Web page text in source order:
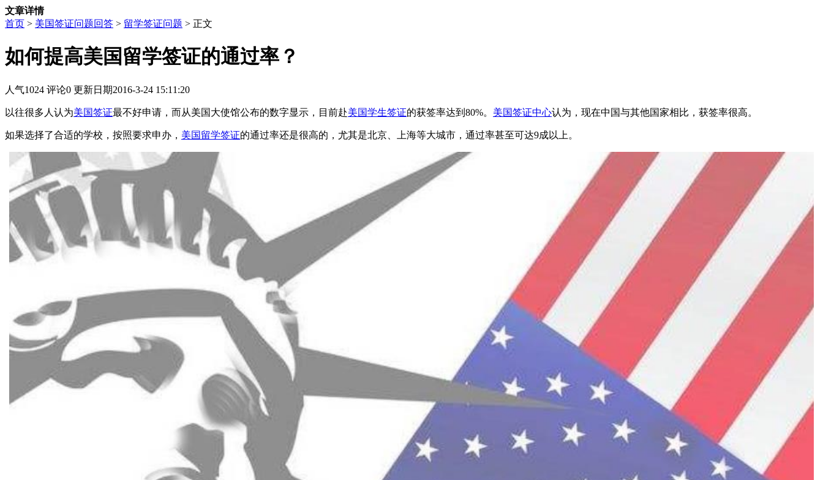
文章详情
首页 > 美国签证问题回答 > 留学签证问题 > 正文
如何提高美国留学签证的通过率？
人气1024 评论0 更新日期2016-3-24 15:11:20
以往很多人认为美国签证最不好申请，而从美国大使馆公布的数字显示，目前赴美国学生签证的获签率达到80%。 美国签证中心认为，现在中国与其他国家相比，获签率很高。
如果选择了合适的学校，按照要求申办， 美国留学签证的通过率还是很高的，尤其是北京、上海等大城市，通过率甚至可达9成以上。